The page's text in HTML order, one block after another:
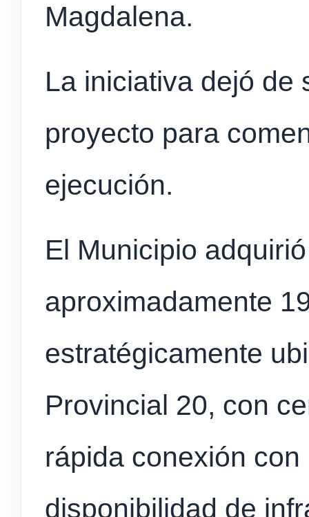
Magdalena.
La iniciativa dejó de
proyecto para
ejecución.
El Municipio
aproximadamente
estratégicamente
Provincial 20, con
rápida conexión
disponibilidad de